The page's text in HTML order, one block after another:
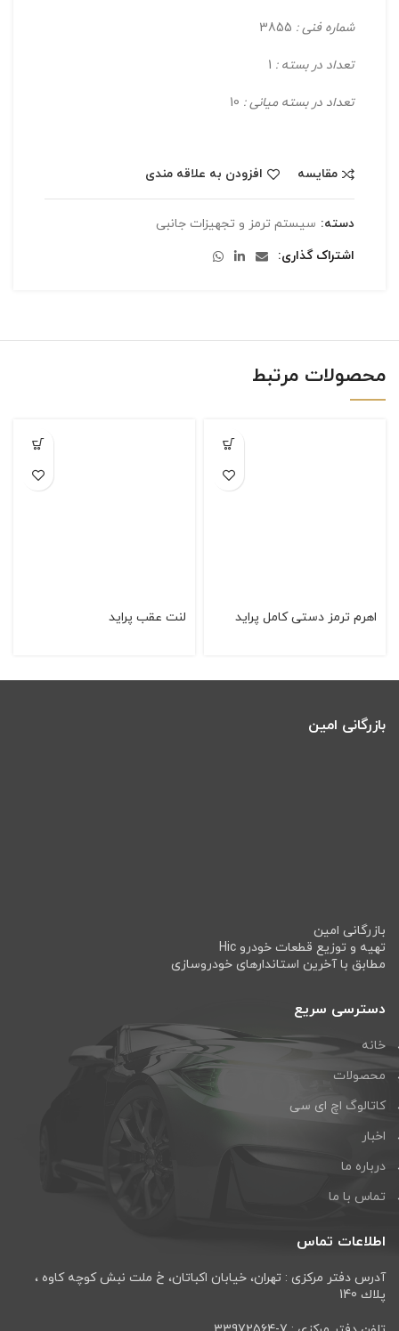
شماره فنی :
تعداد در بسته :
تعداد در بسته میانی :
مقایسه افزودن به علاقه مندی
دسته: سیستم ترمز و تجهیزات جانبی
اشتراک گذاری
محصولات مرتبط
اهرم ترمز دستی كامل پراید لنت عقب پرايد
بازرگانی امین
بازرگانی امین
تهیه و توزیع قطعات خودرو Hic
مطابق با آخرین استاندارهای خودروسازی
دسترسی سریع
خانه
محصولات
کاتالوگ اچ ای سی
اخبار
درباره ما
تماس با ما
اطلاعات تماس
آدرس دفتر مرکزی : تهران، خيابان اكباتان، خ ملت نبش كوچه كاوه ،
پلاك 140